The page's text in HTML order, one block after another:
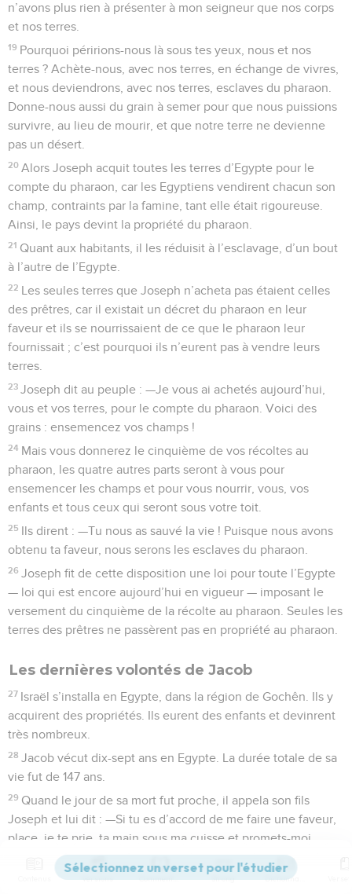
n’avons plus rien à présenter à mon seigneur que nos corps
et nos terres.
19 Pourquoi péririons-nous là sous tes yeux, nous et nos
terres ? Achète-nous, avec nos terres, en échange de vivres,
et nous deviendrons, avec nos terres, esclaves du pharaon.
Donne-nous aussi du grain à semer pour que nous puissions
survivre, au lieu de mourir, et que notre terre ne devienne
pas un désert.
20 Alors Joseph acquit toutes les terres d’Egypte pour le
compte du pharaon, car les Egyptiens vendirent chacun son
champ, contraints par la famine, tant elle était rigoureuse.
Ainsi, le pays devint la propriété du pharaon.
21 Quant aux habitants, il les réduisit à l’esclavage, d’un bout
à l’autre de l’Egypte.
22 Les seules terres que Joseph n’acheta pas étaient celles
des prêtres, car il existait un décret du pharaon en leur
faveur et ils se nourrissaient de ce que le pharaon leur
fournissait ; c’est pourquoi ils n’eurent pas à vendre leurs
terres.
23 Joseph dit au peuple : —Je vous ai achetés aujourd’hui,
vous et vos terres, pour le compte du pharaon. Voici des
grains : ensemencez vos champs !
24 Mais vous donnerez le cinquième de vos récoltes au
pharaon, les quatre autres parts seront à vous pour
ensemencer les champs et pour vous nourrir, vous, vos
enfants et tous ceux qui seront sous votre toit.
25 Ils dirent : —Tu nous as sauvé la vie ! Puisque nous avons
obtenu ta faveur, nous serons les esclaves du pharaon.
26 Joseph fit de cette disposition une loi pour toute l’Egypte
— loi qui est encore aujourd’hui en vigueur — imposant le
versement du cinquième de la récolte au pharaon. Seules les
terres des prêtres ne passèrent pas en propriété au pharaon.
Les dernières volontés de Jacob
27 Israël s’installa en Egypte, dans la région de Gochên. Ils y
acquirent des propriétés. Ils eurent des enfants et devinrent
très nombreux.
28 Jacob vécut dix-sept ans en Egypte. La durée totale de sa
vie fut de 147 ans.
29 Quand le jour de sa mort fut proche, il appela son fils
Joseph et lui dit : —Si tu es d’accord de me faire une faveur,
place, je te prie, ta main sous ma cuisse et promets-moi
d’agir envers moi avec amour et fidélité en ne m’enterrant
pas en Egypte.Versions Commentaires Strong